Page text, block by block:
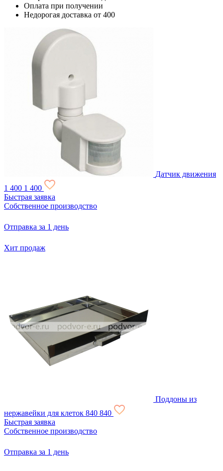
Оплата при получении
Недорогая доставка от 400
Датчик движения
1 400 1 400
Быстрая заявка
Собственное производство
Отправка за 1 день
Хит продаж
Поддоны из
нержавейки для клеток 840 840
Быстрая заявка
Собственное производство
Отправка за 1 день